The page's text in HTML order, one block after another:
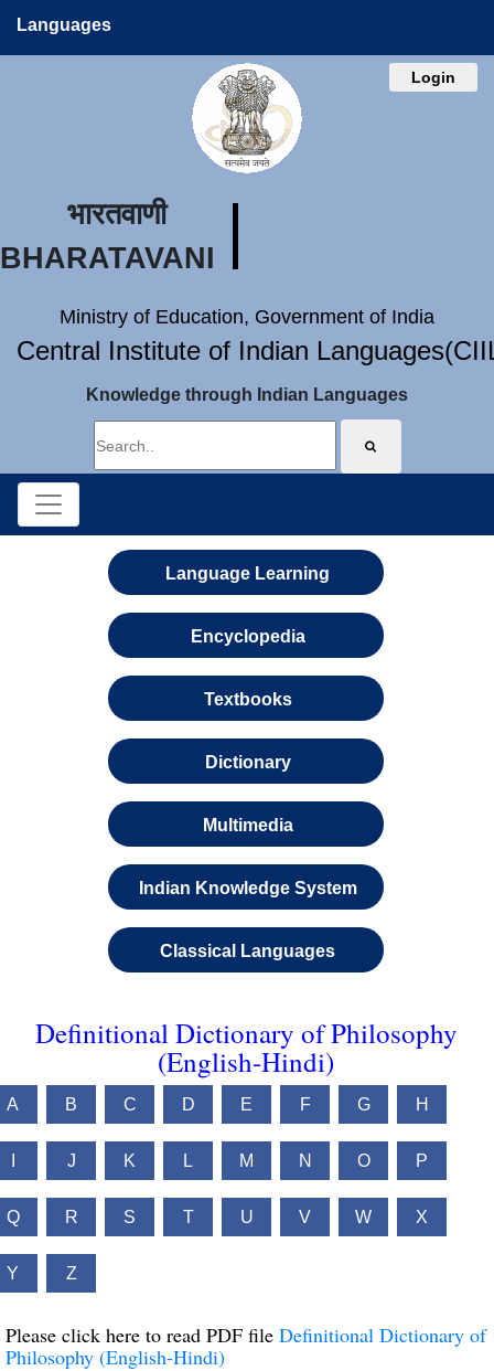
Languages
Login
भारतवाणी
BHARATAVANI
Ministry of Education, Government of India
Central Institute of Indian
Knowledge through Indian Languages
Language Learning
Encyclopedia
Textbooks
Dictionary
Multimedia
Indian Knowledge System
Classical Languages
Definitional Dictionary of Philosophy
(English-Hindi)
A B C D E F G H
J K L M N O P
Q R S T U V W X
Y Z
Please click here to read PDF file Definitional Dictionary of
Philosophy (English-Hindi)